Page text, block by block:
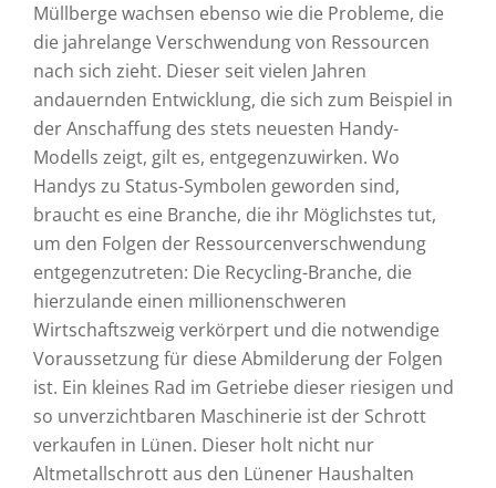
Müllberge wachsen ebenso wie die Probleme, die
die jahrelange Verschwendung von Ressourcen
nach sich zieht. Dieser seit vielen Jahren
andauernden Entwicklung, die sich zum Beispiel in
der Anschaffung des stets neuesten Handy-
Modells zeigt, gilt es, entgegenzuwirken. Wo
Handys zu Status-Symbolen geworden sind,
braucht es eine Branche, die ihr Möglichstes tut,
um den Folgen der Ressourcenverschwendung
entgegenzutreten: Die Recycling-Branche, die
hierzulande einen millionenschweren
Wirtschaftszweig verkörpert und die notwendige
Voraussetzung für diese Abmilderung der Folgen
ist. Ein kleines Rad im Getriebe dieser riesigen und
so unverzichtbaren Maschinerie ist der Schrott
verkaufen in Lünen. Dieser holt nicht nur
Altmetallschrott aus den Lünener Haushalten